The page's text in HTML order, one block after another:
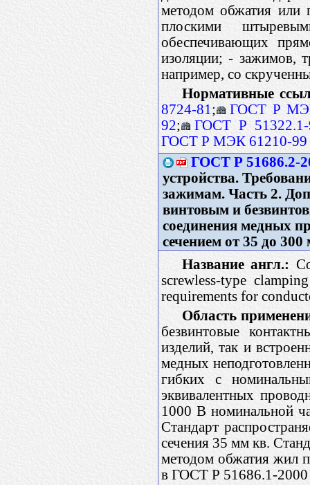
методом обжатия или
плоскими
обеспечивающих
изоляции; - зажимов,
например, со
Нормативные
8724-81 ;
ГОСТ Р
92;
ГОСТ Р 51322.1-
ГОСТ Р МЭК 61210-99
ГОСТ Р 51686.2-
устройства.
зажимам. Часть 2.
винтовым и
соединения медных
сечением от 35 до
Название англ.:
screwless-type
requirements for
Область
безвинтовые
изделий, так и
медных
гибких с
эквивалентных
1000 В номинальной
Стандарт
сечения 35 мм кв.
методом обжатия жил
в ГОСТ Р 51686.1-2000